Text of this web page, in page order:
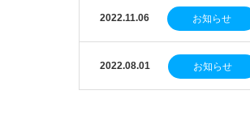
2022.11.06 お知らせ
2022.08.01 お知らせ